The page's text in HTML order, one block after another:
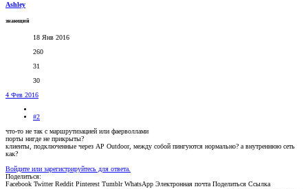
Ashley
знающий
18 Янв 2016
260
31
30
4 Фев 2016
#2
что-то не так с маршрутизацией или фаерволлами
порты нигде не прикрыты?
клиенты, подключенные через AP Outdoor, между собой пингуются нормально? а внутреннюю сеть
как?
Войдите или зарегистрируйтесь для ответа.
Поделиться:
Facebook Twitter Reddit Pinterest Tumblr WhatsApp Электронная почта Поделиться Ссылка